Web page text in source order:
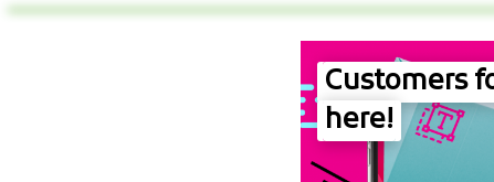
Customers
here!